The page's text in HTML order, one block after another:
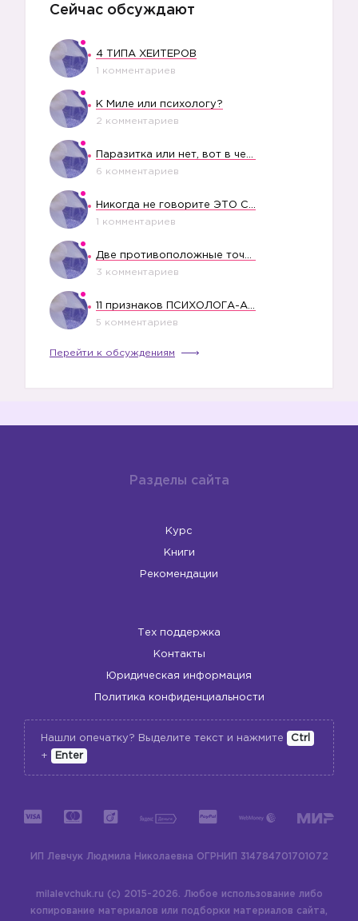
Сейчас обсуждают
4 ТИПА ХЕЙТЕРОВ
1 комментариев
К Миле или психологу?
2 комментариев
6 комментариев
1 комментариев
3 комментариев
5 комментариев
Перейти к обсуждениям
Разделы сайта
Курс
Книги
Рекомендации
Тех поддержка
Контакты
Юридическая информация
Политика конфиденциальности
Нашли опечатку? Выделите текст и нажмите
Ctrl
+
Enter
ИП Левчук Людмила Николаевна ОГРНИП 314784701701072
milalevchuk.ru (c) 2015-2026.
Любое использование либо
копирование материалов или подборки материалов сайта,